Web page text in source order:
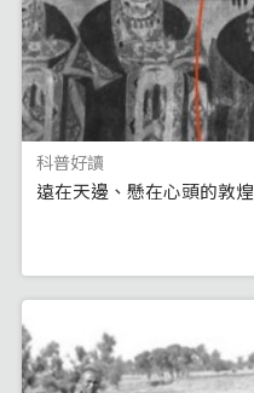
科普好讀
遠在天邊、懸在心頭的敦煌